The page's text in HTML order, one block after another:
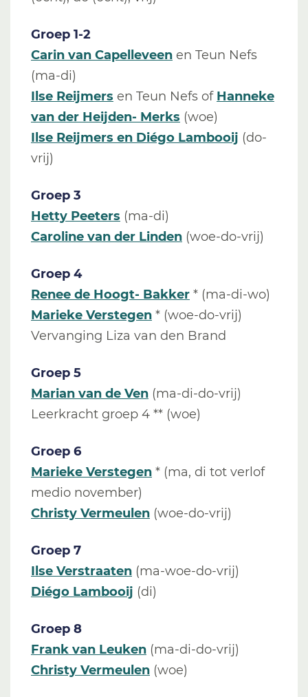
Groep 1-2
Carin van Capelleveen en Teun Nefs
(ma-di)
Ilse Reijmers en Teun Nefs of Hanneke
van der Heijden- Merks (woe)
Ilse Reijmers en Diégo Lambooij (do-
vrij)
Groep 3
Hetty Peeters (ma-di)
Caroline van der Linden (woe-do-vrij)
Groep 4
Renee de Hoogt- Bakker * (ma-di-wo)
Marieke Verstegen * (woe-do-vrij)
Vervanging Liza van den Brand
Groep 5
Marian van de Ven (ma-di-do-vrij)
Leerkracht groep 4 ** (woe)
Groep 6
Marieke Verstegen * (ma, di tot verlof
medio november)
Christy Vermeulen (woe-do-vrij)
Groep 7
Ilse Verstraaten (ma-woe-do-vrij)
Diégo Lambooij (di)
Groep 8
Frank van Leuken (ma-di-do-vrij)
Christy Vermeulen (woe)